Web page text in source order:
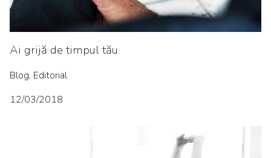
Ai grijă de timpul tău
Blog, Editorial
12/03/2018